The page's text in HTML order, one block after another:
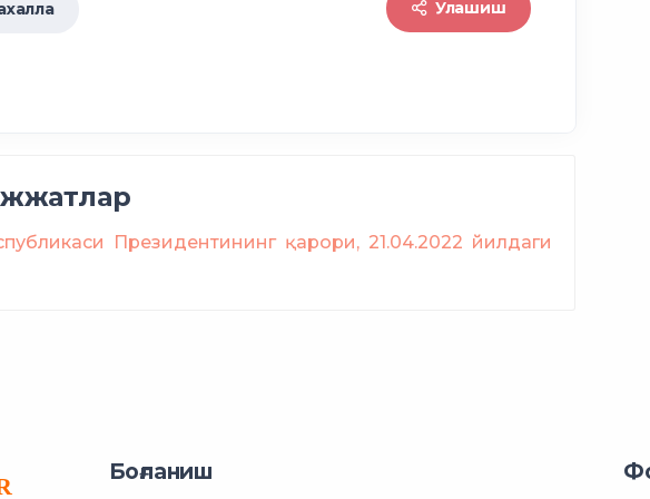
олган фуқароларга
Улашиш
Президентининг қарори, 21.04.2022 йилдаги
Боғланиш